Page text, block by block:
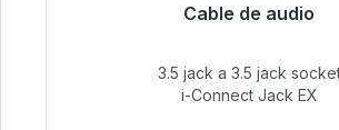
Cable de audio
Listo para envío inmediato, plazo
51,99 €
3.5 jack a 3.5 jack
i-Connect Jack EX